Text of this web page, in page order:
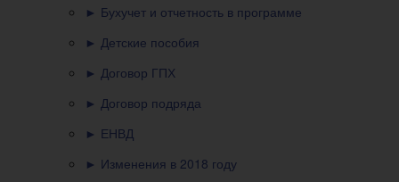
► Бухучет и отчетность в программе
► Детские пособия
► Договор ГПХ
► Договор подряда
► ЕНВД
► Изменения в 2018 году